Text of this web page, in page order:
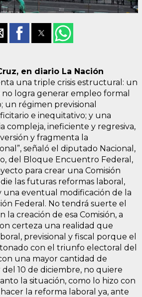
en diario La Nación
una triple crisis estructural: un
logra generar empleo formal
un régimen previsional
e inequitativo; y una
compleja, ineficiente y regresiva,
y fragmenta la
señaló el diputado Nacional,
del Bloque Encuentro Federal,
para crear una Comisión
las futuras reformas laboral,
una eventual modificación de la
Federal. No tendrá suerte el
la creación de esa Comisión, a
certeza una realidad que
previsional y fiscal porque el
con el triunfo electoral del
una mayor cantidad de
del 10 de diciembre, no quiere
la situación, como lo hizo con
hacer la reforma laboral ya, ante